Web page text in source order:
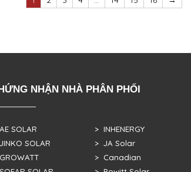
NHẬN NHÀ PHÂN PHỐI
SOLAR
SOLAR
> INHENERGY
> JA Solar
> Canadian